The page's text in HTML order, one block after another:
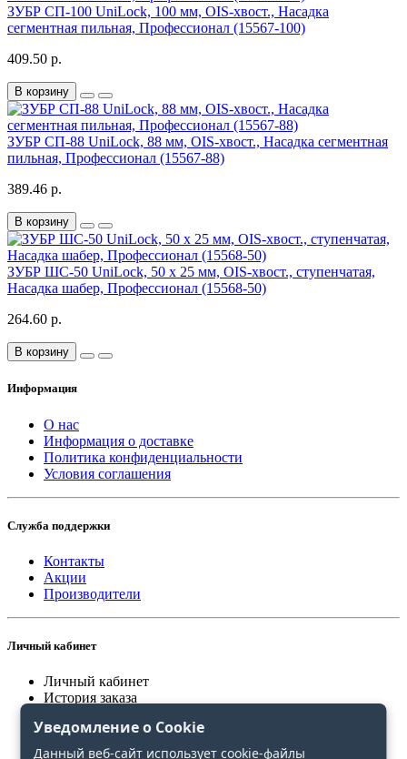
ЗУБР СП-100 UniLock, 100 мм, OIS-хвост., Насадка
сегментная пильная, Профессионал (15567-100)
409.50 р.
В корзину
ЗУБР СП-88 UniLock, 88 мм, OIS-хвост., Насадка сегментная
пильная, Профессионал (15567-88)
389.46 р.
В корзину
ЗУБР ШС-50 UniLock, 50 x 25 мм, OIS-хвост., ступенчатая,
Насадка шабер, Профессионал (15568-50)
264.60 р.
В корзину
Информация
О нас
Информация о доставке
Политика конфиденциальности
Условия соглашения
Служба поддержки
Контакты
Акции
Производители
Личный кабинет
Личный кабинет
История заказа
Сравнение
Уведомление о Cookie
Данный веб-сайт использует cookie-файлы